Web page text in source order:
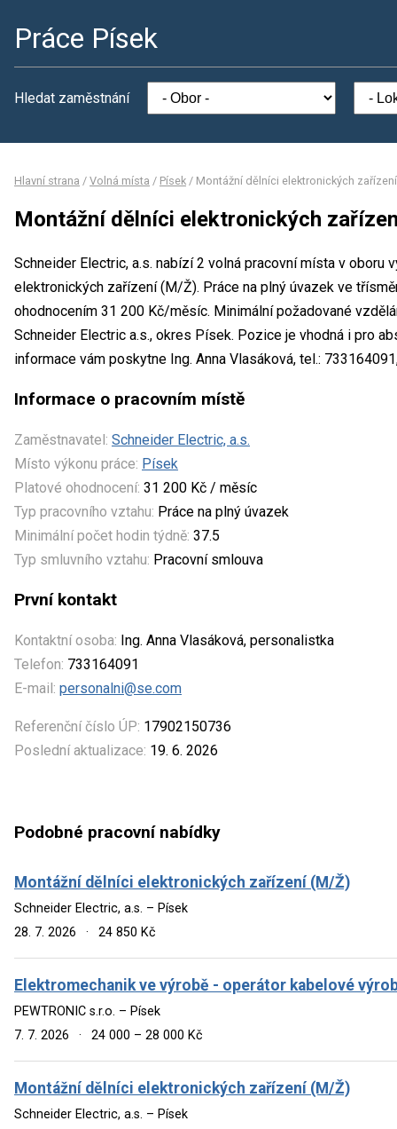
Práce Písek
Hledat zaměstnání
Hlavní strana / Volná místa / Písek / Montážní dělníci elektronických
Montážní dělníci elektronických
Schneider Electric, a.s. nabízí 2 volná pracovní místa v oboru
elektronických zařízení (M/Ž). Práce na plný úvazek ve
ohodnocením 31 200 Kč/měsíc. Minimální požadované
Schneider Electric a.s., okres Písek. Pozice je vhodná i pro
informace vám poskytne Ing. Anna Vlasáková, tel.:
Informace o pracovním místě
Zaměstnavatel: Schneider Electric, a.s.
Místo výkonu práce: Písek
Platové ohodnocení: 31 200 Kč / měsíc
Typ pracovního vztahu: Práce na plný úvazek
Minimální počet hodin týdně: 37.5
Typ smluvního vztahu: Pracovní smlouva
První kontakt
Kontaktní osoba: Ing. Anna Vlasáková, personalistka
Telefon: 733164091
E-mail: personalni@se.com
Referenční číslo ÚP: 17902150736
Poslední aktualizace: 19. 6. 2026
Podobné pracovní nabídky
Montážní dělníci elektronických zařízení (M/Ž)
Schneider Electric, a.s. – Písek
28. 7. 2026
· 24 850 Kč
Elektromechanik ve výrobě - operátor kabelové
PEWTRONIC s.r.o. – Písek
7. 7. 2026
· 24 000 – 28 000 Kč
Montážní dělníci elektronických zařízení (M/Ž)
Schneider Electric, a.s. – Písek